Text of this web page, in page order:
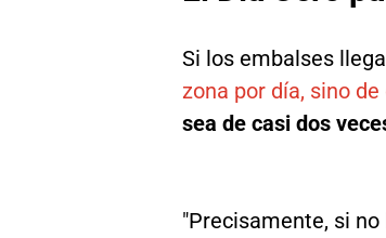
Si los embalses
zona por día, sino de
sea de casi dos
"Precisamente, si